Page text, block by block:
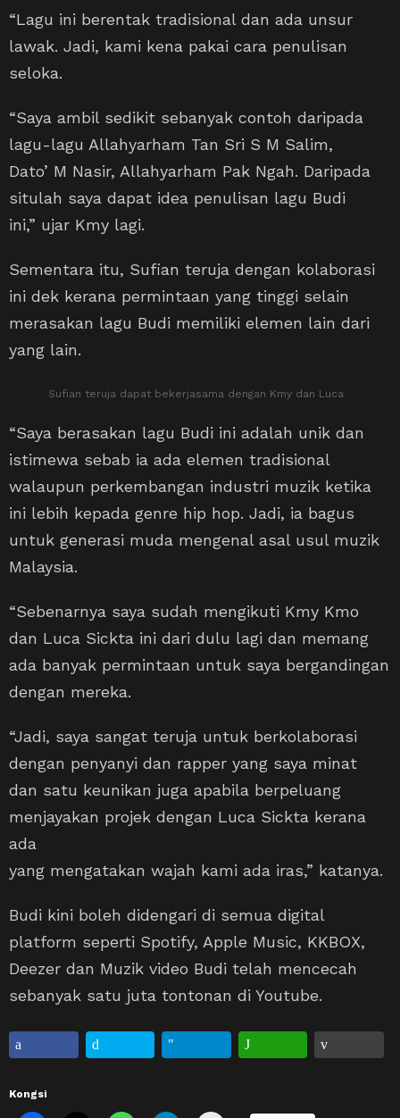
“Lagu ini berentak tradisional dan ada unsur
lawak. Jadi, kami kena pakai cara penulisan
seloka.
“Saya ambil sedikit sebanyak contoh daripada
lagu-lagu Allahyarham Tan Sri S M Salim,
Dato’ M Nasir, Allahyarham Pak Ngah. Daripada
situlah saya dapat idea penulisan lagu Budi
ini,” ujar Kmy lagi.
Sementara itu, Sufian teruja dengan kolaborasi
ini dek kerana permintaan yang tinggi selain
merasakan lagu Budi memiliki elemen lain dari
yang lain.
Sufian teruja dapat bekerjasama dengan Kmy dan Luca
“Saya berasakan lagu Budi ini adalah unik dan
istimewa sebab ia ada elemen tradisional
walaupun perkembangan industri muzik ketika
ini lebih kepada genre hip hop. Jadi, ia bagus
untuk generasi muda mengenal asal usul muzik
Malaysia.
“Sebenarnya saya sudah mengikuti Kmy Kmo
dan Luca Sickta ini dari dulu lagi dan memang
ada banyak permintaan untuk saya bergandingan
dengan mereka.
“Jadi, saya sangat teruja untuk berkolaborasi
dengan penyanyi dan rapper yang saya minat
dan satu keunikan juga apabila berpeluang
menjayakan projek dengan Luca Sickta kerana
ada
yang mengatakan wajah kami ada iras,” katanya.
Budi kini boleh didengari di semua digital
platform seperti Spotify, Apple Music, KKBOX,
Deezer dan Muzik video Budi telah mencecah
sebanyak satu juta tontonan di Youtube.
Kongsi